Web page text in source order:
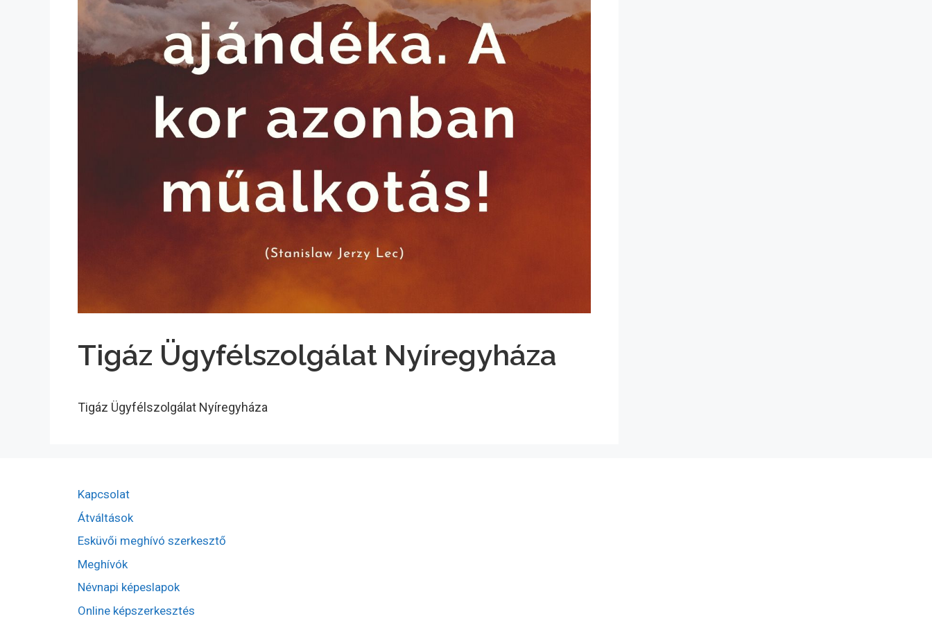
Tigáz Ügyfélszolgálat Nyíregyháza
Tigáz Ügyfélszolgálat Nyíregyháza
Kapcsolat
Átváltások
Esküvői meghívó szerkesztő
Meghívók
Névnapi képeslapok
Online képszerkesztés